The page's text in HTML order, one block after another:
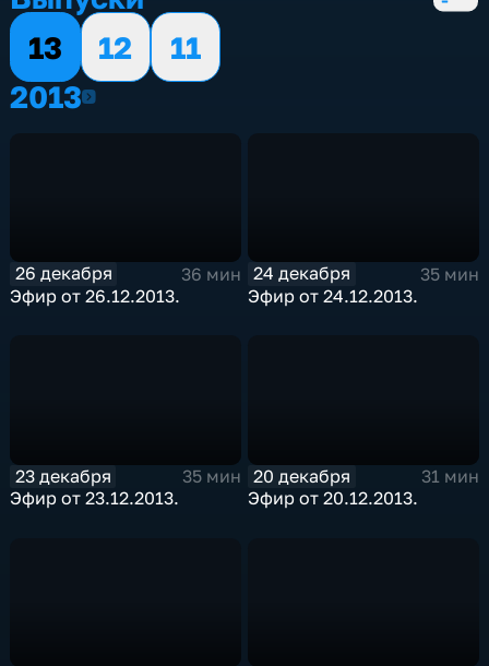
13
12
11
20132013
26 декабря
36 мин
Эфир от 26.12.2013.
24 декабря
35 мин
Эфир от 24.12.2013.
23 декабря
35 мин
Эфир от 23.12.2013.
20 декабря
31 мин
Эфир от 20.12.2013.